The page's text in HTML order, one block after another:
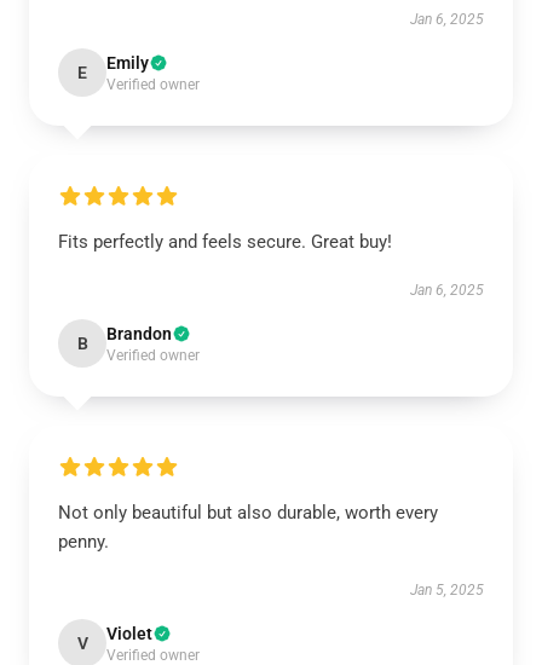
Jan 6, 2025
E Emily
Verified owner
Fits perfectly and feels secure. Great buy!
Jan 6, 2025
B Brandon
Verified owner
Not only beautiful but also durable, worth every
penny.
Jan 5, 2025
V Violet
Verified owner